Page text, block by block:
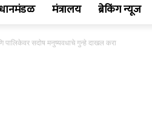
मंत्रालय ब्रेकिंग न्यूज
पालिकेवर सदोष मनुष्यवधाचे गुन्हे दाखल करा